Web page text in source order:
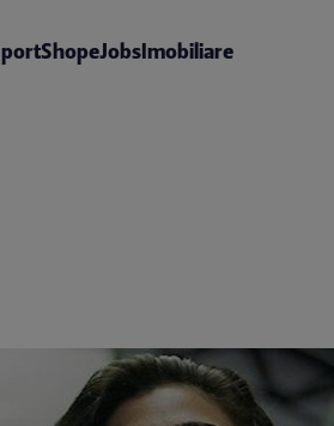
ShopeJobsImobiliare